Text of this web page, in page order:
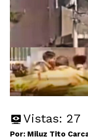
Vistas: 27
Por: Miluz Tito